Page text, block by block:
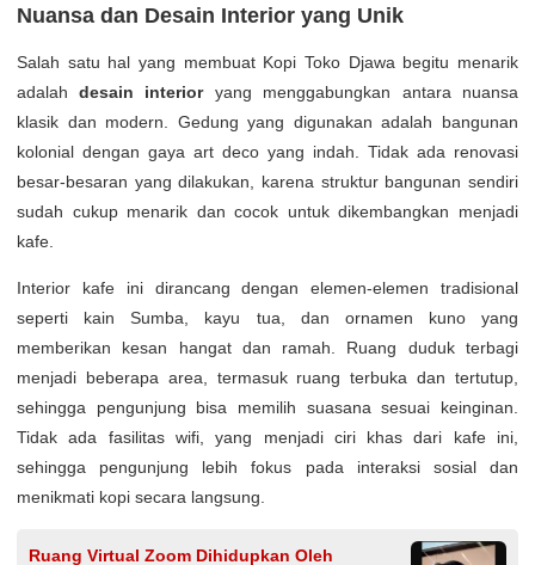
Nuansa dan Desain Interior yang Unik
Salah satu hal yang membuat Kopi Toko Djawa begitu menarik
adalah desain interioryang menggabungkan antara nuansa
klasik dan modern. Gedung yang digunakan adalah bangunan
kolonial dengan gaya art deco yang indah. Tidak ada renovasi
besar-besaran yang dilakukan, karena struktur bangunan sendiri
sudah cukup menarik dan cocok untuk dikembangkan menjadi
kafe.
Interior kafe ini dirancang dengan elemen-elemen tradisional
seperti kain Sumba, kayu tua, dan ornamen kuno yang
memberikan kesan hangat dan ramah. Ruang duduk terbagi
menjadi beberapa area, termasuk ruang terbuka dan tertutup,
sehingga pengunjung bisa memilih suasana sesuai keinginan.
Tidak ada fasilitas wifi, yang menjadi ciri khas dari kafe ini,
sehingga pengunjung lebih fokus pada interaksi sosial dan
menikmati kopi secara langsung.
Ruang Virtual Zoom Dihidupkan Oleh